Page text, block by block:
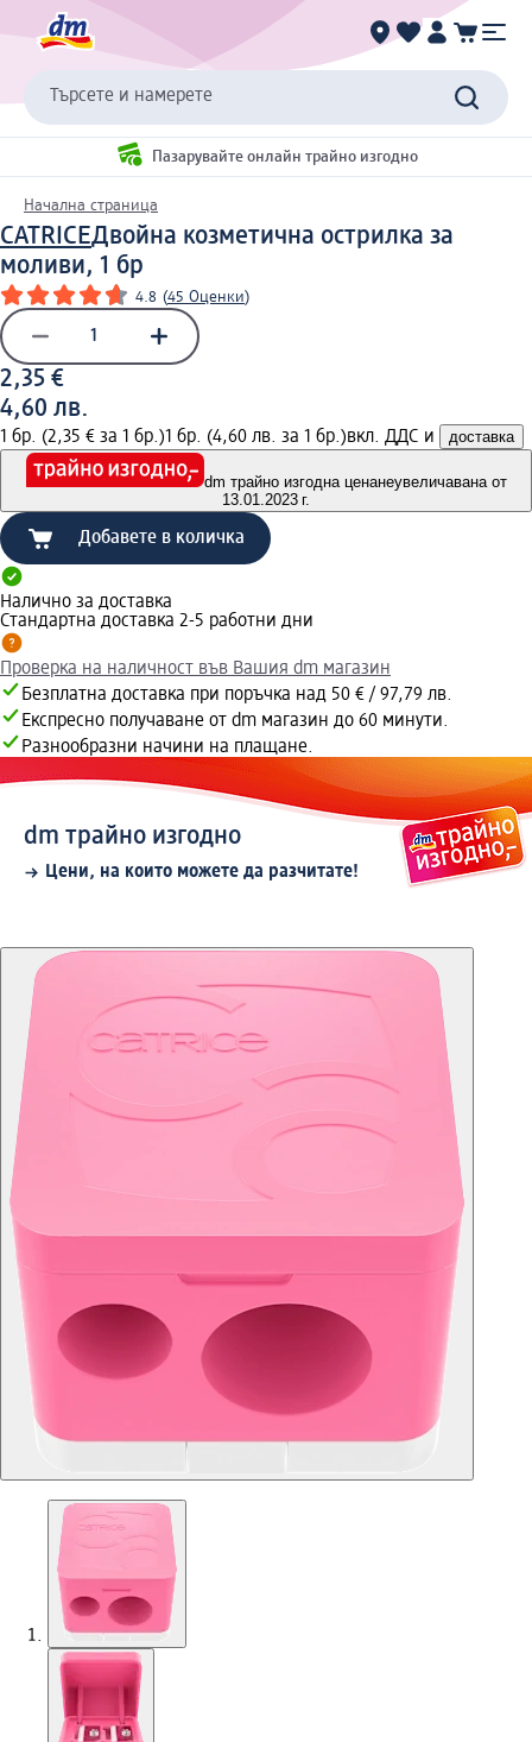
Търсете и намерете
Пазарувайте онлайн трайно изгодно
Начална страница
CATRICEДвойна козметична острилка за
моливи, 1 бр
4.8 (45 Оценки)
2,35 €
4,60 лв.
1 бр. (2,35 € за 1 бр.)1 бр. (4,60 лв. за 1 бр.)вкл. ДДС и доставка
dm трайно изгодна ценанеувеличавана от
13.01.2023 г.
Добавете в количка
Налично за доставка
Стандартна доставка 2-5 работни дни
Проверка на наличност във Вашия dm магазин
Безплатна доставка при поръчка над 50 € / 97,79 лв.
Експресно получаване от dm магазин до 60 минути.
Разнообразни начини на плащане.
dm трайно изгодно
Цени, на които можете да разчитате!